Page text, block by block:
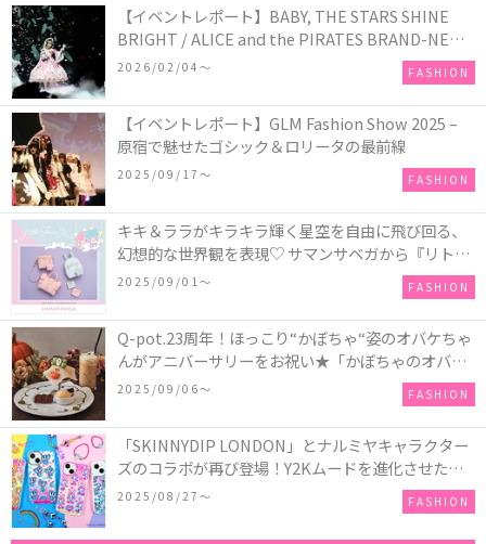
【イベントレポート】BABY, THE STARS SHINE
BRIGHT / ALICE and the PIRATES BRAND-NEW
COLLECTION in TOKYO
2026/02/04〜 FASHION
【イベントレポート】GLM Fashion Show 2025 –
原宿で魅せたゴシック＆ロリータの最前線
2025/09/17〜 FASHION
キキ＆ララがキラキラ輝く星空を自由に飛び回る、
幻想的な世界観を表現♡ サマンサベガから『リトル
ツインスターズ』50周年アニバーサリーイヤー』を
2025/09/01〜 FASHION
Q-pot.23周年！ほっこり“かぼちゃ“姿のオバケちゃ
んがアニバーサリーをお祝い★「かぼちゃのオバケ
ーキアクセサリー」が新発売！Q-pot CAFE.では
「かぼちゃのオバケーキプレート」も登場
2025/09/06〜 FASHION
「SKINNYDIP LONDON」とナルミヤキャラクター
ズのコラボが再び登場！Y2Kムードを進化させた新
作コレクションを発売♪
2025/08/27〜 FASHION